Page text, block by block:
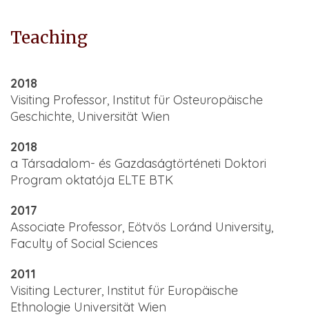
Teaching
2018
Visiting Professor, Institut für Osteuropäische
Geschichte, Universität Wien
2018
a Társadalom- és Gazdaságtörténeti Doktori
Program oktatója ELTE BTK
2017
Associate Professor, Eötvös Loránd University,
Faculty of Social Sciences
2011
Visiting Lecturer, Institut für Europäische
Ethnologie Universität Wien